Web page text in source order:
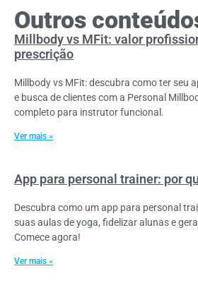
Outros
Millbody vs MFit: valor
prescrição
Millbody vs MFit: descubra como ter seu
e busca de clientes com a Personal
completo para instrutor funcional.
Ver mais »
App para personal trainer: por
Descubra como um app para personal
suas aulas de yoga, fidelizar alunas e
Comece agora!
Ver mais »